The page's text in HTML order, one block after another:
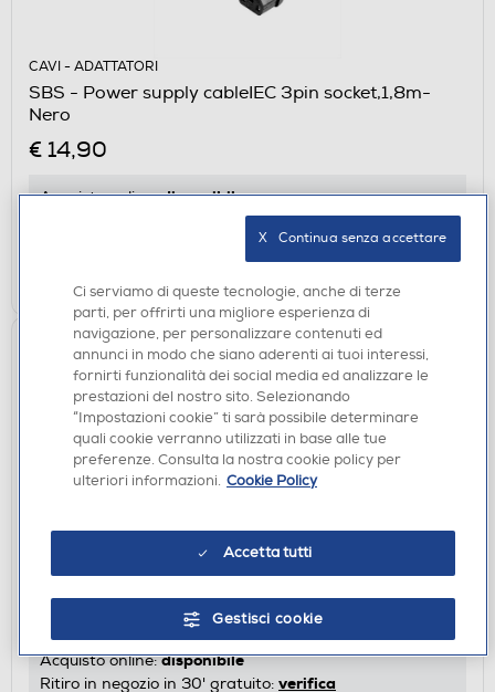
CAVI - ADATTATORI
SBS - Power supply cableIEC 3pin socket,1,8m-
Nero
€ 14,90
Acquisto online:disponibile
Ritiro in negozio in 30' gratuito:verifica
CUSTODIE
SBS - Cover Skinny per Google Pixel 10A-
Trasparente
Acquisto online:disponibile
Ritiro in negozio in 30' gratuito: verifica
Ci serviamo di queste tecnologie, anche di terze
parti, per offrirti una migliore esperienza di
navigazione, per personalizzare contenuti ed
annunci in modo che siano aderenti ai tuoi interessi,
fornirti funzionalità dei social media ed analizzare le
prestazioni del nostro sito. Selezionando
“Impostazioni cookie” ti sarà possibile determinare
quali cookie verranno utilizzati in base alle tue
preferenze. Consulta la nostra cookie policy per
ulteriori informazioni. Cookie Policy
Accetta tutti
Gestisci cookie
X   Continua senza accettare